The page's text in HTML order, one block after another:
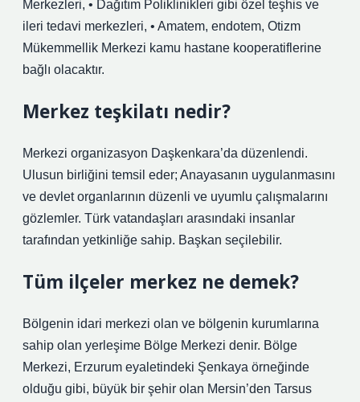
Merkezleri, • Dağıtım Poliklinikleri gibi özel teşhis ve
ileri tedavi merkezleri, • Amatem, endotem, Otizm
Mükemmellik Merkezi kamu hastane kooperatiflerine
bağlı olacaktır.
Merkez teşkilatı nedir?
Merkezi organizasyon Daşkenkara’da düzenlendi.
Ulusun birliğini temsil eder; Anayasanın uygulanmasını
ve devlet organlarının düzenli ve uyumlu çalışmalarını
gözlemler. Türk vatandaşları arasındaki insanlar
tarafından yetkinliğe sahip. Başkan seçilebilir.
Tüm ilçeler merkez ne demek?
Bölgenin idari merkezi olan ve bölgenin kurumlarına
sahip olan yerleşime Bölge Merkezi denir. Bölge
Merkezi, Erzurum eyaletindeki Şenkaya örneğinde
olduğu gibi, büyük bir şehir olan Mersin’den Tarsus